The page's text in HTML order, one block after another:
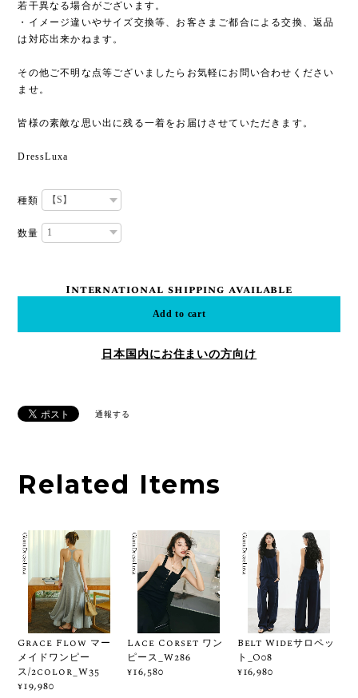
若干異なる場合がございます。
・イメージ違いやサイズ交換等、お客さまご都合による交換、返品
は対応出来かねます。
その他ご不明な点等ございましたらお気軽にお問い合わせください
ませ。
皆様の素敵な思い出に残る一着をお届けさせていただきます。
DressLuxa
種類
数量
International shipping available
Add to cart
日本国内にお住まいの方向け
通報する
Related Items
Grace Flow マー
メイドワンピー
ス/2color_W35
¥19,980
Lace Corset ワン
ピース_W286
¥16,580
Belt Wideサロペッ
ト_O08
¥16,980